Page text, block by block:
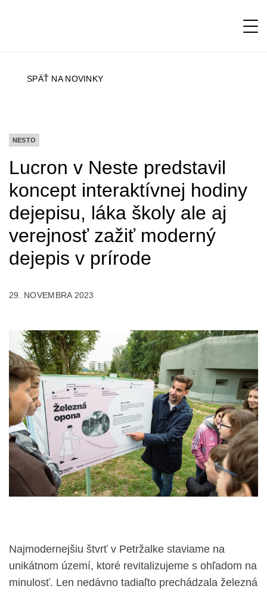
SPÄŤ NA NOVINKY
NESTO
Lucron v Neste predstavil
koncept interaktívnej hodiny
dejepisu, láka školy ale aj
verejnosť zažiť moderný
dejepis v prírode
29. NOVEMBRA 2023
Najmodernejšiu štvrť v Petržalke staviame na
unikátnom území, ktoré revitalizujeme s ohľadom na
minulosť. Len nedávno tadiaľto prechádzala železná